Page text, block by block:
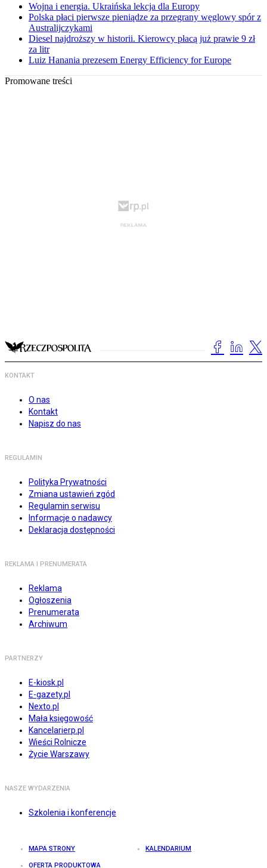
Wojna i energia. Ukraińska lekcja dla Europy
Polska płaci pierwsze pieniądze za przegrany węglowy spór z
Australijczykami
Diesel najdroższy w historii. Kierowcy płacą już prawie 9 zł
za litr
Luiz Hanania prezesem Energy Efficiency for Europe
Promowane treści
KONTAKT
O nas
Kontakt
Napisz do nas
REGULAMIN
Polityka Prywatności
Zmiana ustawień zgód
Regulamin serwisu
Informacje o nadawcy
Deklaracja dostępności
REKLAMA I PRENUMERATA
Reklama
Ogłoszenia
Prenumerata
Archiwum
PARTNERZY
E-kiosk.pl
E-gazety.pl
Nexto.pl
Mała księgowość
Kancelarierp.pl
Wieści Rolnicze
Życie Warszawy
NASZE WYDARZENIA
Szkolenia i konferencje
MAPA STRONY KALENDARIUM
OFERTA PRODUKTOWA